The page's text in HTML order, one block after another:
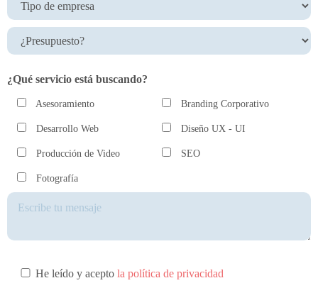
¿Qué servicio está buscando?
Asesoramiento Branding Corporativo
Desarrollo Web Diseño UX - UI
Producción de Video SEO
Fotografía
He leído y acepto la política de privacidad